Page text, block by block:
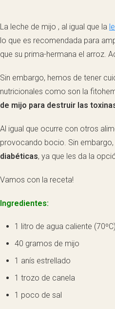
La leche de mijo , al igual que la
lo que es recomendada para
que su prima-hermana el arroz.
Sin embargo, hemos de tener
nutricionales como son la
de mijo para destruir las
Al igual que ocurre con otros
provocando bocio. Sin embargo,
diabéticas, ya que les da la
Vamos con la receta!
Ingredientes:
1 litro de agua caliente (70ºC)
40 gramos de mijo
1 anís estrellado
1 trozo de canela
1 poco de sal